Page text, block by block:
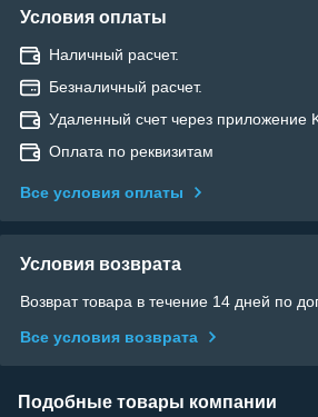
Условия оплаты
Наличный расчет.
Безналичный расчет.
Удаленный счет через приложение
Оплата по реквизитам
Все условия оплаты
Условия возврата
Возврат товара в течение 14 дней по
Все условия возврата
Подобные товары компании